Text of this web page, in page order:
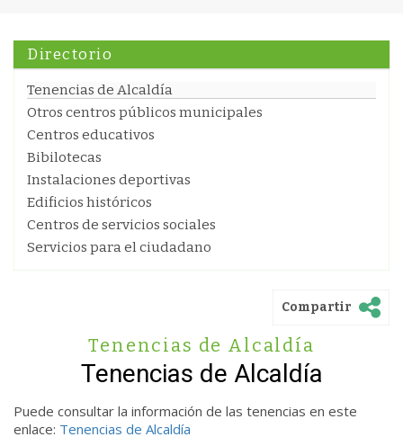
Directorio
Tenencias de Alcaldía
Otros centros públicos municipales
Centros educativos
Bibilotecas
Instalaciones deportivas
Edificios históricos
Centros de servicios sociales
Servicios para el ciudadano
Compartir
Tenencias de Alcaldía
Tenencias de Alcaldía
Puede consultar la información de las tenencias en este
enlace: Tenencias de Alcaldía